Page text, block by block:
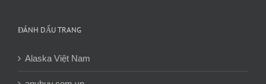
ĐÁNH DẤU TRANG
Alaska Việt Nam